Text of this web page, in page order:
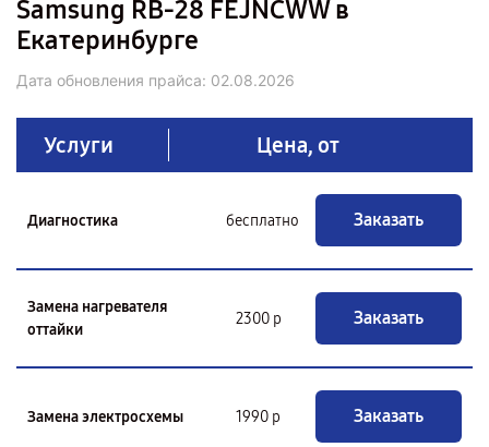
Samsung RB-28 FEJNCWW в
Екатеринбурге
Дата обновления прайса: 02.08.2026
Услуги Цена, от
Диагностика бесплатно Заказать
Замена нагревателя
оттайки
2300 р Заказать
Замена электросхемы 1990 р Заказать